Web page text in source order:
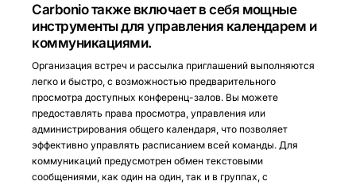
Carbonio также включает в себя мощные
инструменты для управления календарем и
коммуникациями.
Организация встреч и рассылка приглашений выполняются
легко и быстро, с возможностью предварительного
просмотра доступных конференц-залов. Вы можете
предоставлять права просмотра, управления или
администрирования общего календаря, что позволяет
эффективно управлять расписанием всей команды. Для
коммуникаций предусмотрен обмен текстовыми
сообщениями, как один на один, так и в группах, с